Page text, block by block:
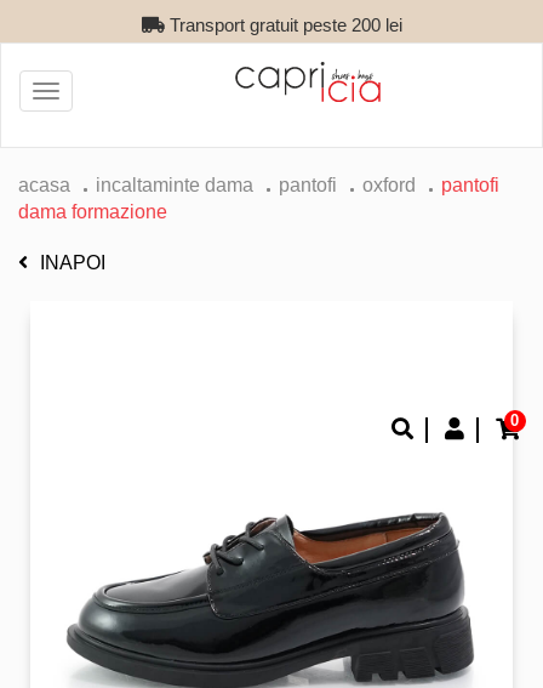
Transport gratuit peste 200 lei
0
Toggle
navigation
acasa incaltaminte dama pantofi oxford
pantofi
dama formazione
INAPOI